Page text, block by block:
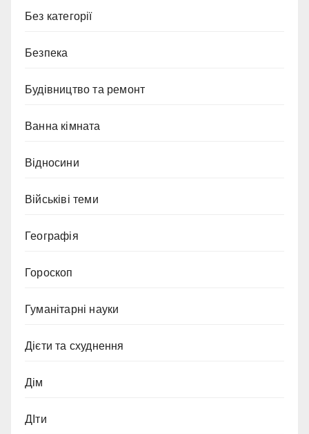
Без категорії
Безпека
Будівництво та ремонт
Ванна кімната
Відносини
Військіві теми
Географія
Гороскоп
Гуманітарні науки
Дієти та схуднення
Дім
ДІти